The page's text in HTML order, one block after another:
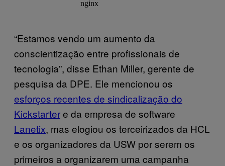
“Estamos vendo um aumento da
conscientização entre profissionais de
tecnologia”, disse Ethan Miller, gerente de
pesquisa da DPE. Ele mencionou os
esforços recentes de sindicalização do
Kickstartere da empresa de software
Lanetix, mas elogiou os terceirizados da HCL
e os organizadores da USW por serem os
primeiros a organizarem uma campanha